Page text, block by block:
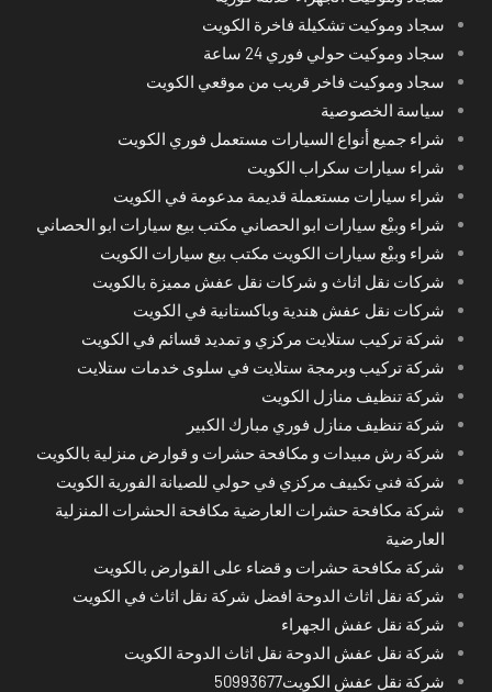
سجاد وموكيت تشكيلة فاخرة الكويت
سجاد وموكيت حولي فوري 24 ساعة
سجاد وموكيت فاخر قريب من موقعي الكويت
سياسة الخصوصية
شراء جميع أنواع السيارات مستعمل فوري الكويت
شراء سيارات سكراب الكويت
شراء سيارات مستعملة قديمة مدعومة في الكويت
شراء وبيْع سيارات ابو الحصاني مكتب بيع سيارات ابو الحصاني
شراء وبيْع سيارات الكويت مكتب بيع سيارات الكويت
شركات نقل اثاث و شركات نقل عفش مميزة بالكويت
شركات نقل عفش هندية وباكستانية في الكويت
شركة تركيب ستلايت مركزي و تمديد قسائم في الكويت
شركة تركيب وبرمجة ستلايت في سلوى خدمات ستلايت
شركة تنظيف منازل الكويت
شركة تنظيف منازل فوري مبارك الكبير
شركة رش مبيدات و مكافحة حشرات و قوارض منزلية بالكويت
شركة فني تكييف مركزي في حولي للصيانة الفورية الكويت
شركة مكافحة حشرات العارضية مكافحة الحشرات المنزلية
العارضية
شركة مكافحة حشرات و قضاء على القوارض بالكويت
شركة نقل اثاث الدوحة افضل شركة نقل اثاث في الكويت
شركة نقل عفش الجهراء
شركة نقل عفش الدوحة نقل اثاث الدوحة الكويت
شركة نقل عفش الكويت50993677